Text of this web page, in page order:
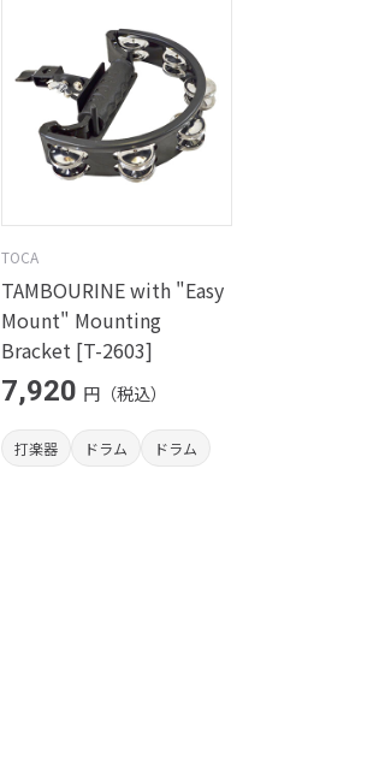
TOCA
TAMBOURINE with "Easy
Mount" Mounting
Bracket [T-2603]
7,920 円（税込）
打楽器 ドラム ドラム